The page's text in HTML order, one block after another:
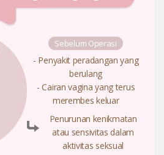
Sebelum Operasi
- Penyakit peradangan yang
berulang
- Cairan vagina yang terus
merembes keluar
Penurunan kenikmatan
atau sensivitas dalam
aktivitas seksual